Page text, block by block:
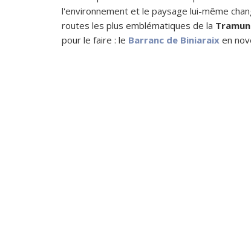
l'environnement et le paysage lui-même
routes les plus emblématiques de la
pour le faire : le Barranc de Biniaraix en